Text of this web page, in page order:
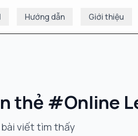
Hướng dẫn Giới thiệu
thẻ #Online
bài viếttìm thấy